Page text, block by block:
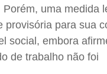
uma medida
provisória para sua
social, embora
de trabalho não foi